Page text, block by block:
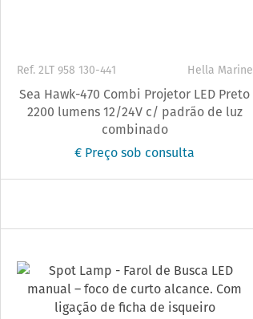
Ref. 2LT 958 130-441 Hella Marine
Sea Hawk-470 Combi Projetor LED Preto
2200 lumens 12/24V c/ padrão de luz
combinado
€ Preço sob consulta